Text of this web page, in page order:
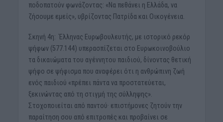
ποδοπατούν φωνάζοντας: «Να πεθάνει η Ελλάδα, να
ζήσουμε εμείς», υβρίζοντας Πατρίδα και Οικογένεια.
Σκηνή 4η: Έλληνας Ευρωβουλευτής, με ιστορικό ρεκόρ
ψήφων (577.144) υπερασπίζεται στο Ευρωκοινοβούλιο
τα δικαιώματα του αγέννητου παιδιού, δίνοντας θετική
ψήφο σε ψήφισμα που αναφέρει ότι η ανθρώπινη ζωή
ενός παιδιού «πρέπει πάντα να προστατεύεται,
ξεκινώντας από τη στιγμή της σύλληψης».
Στοχοποιείται από παντού· επιστήμονες ζητούν την
παραίτηση σου από επιτροπές και προβαίνει σε